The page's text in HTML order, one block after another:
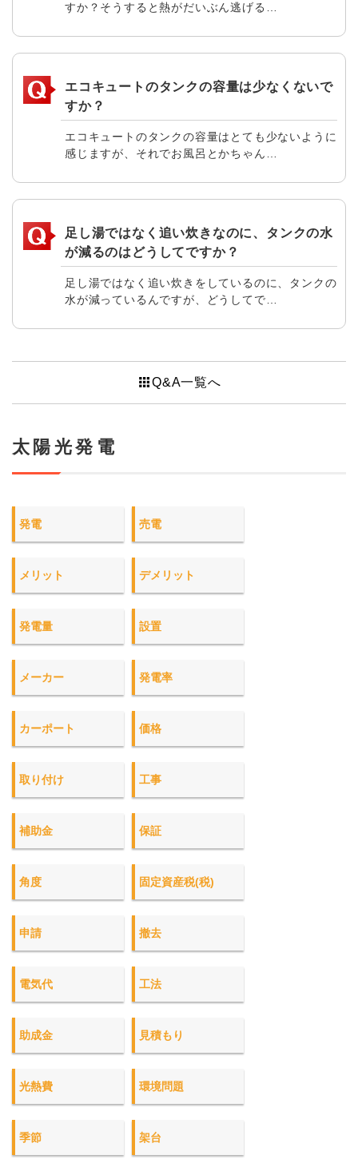
すか？そうすると熱がだいぶん逃げる…
エコキュートのタンクの容量は少なくないで
すか？
エコキュートのタンクの容量はとても少ないように
感じますが、それでお風呂とかちゃん…
足し湯ではなく追い炊きなのに、タンクの水
が減るのはどうしてですか？
足し湯ではなく追い炊きをしているのに、タンクの
水が減っているんですが、どうしてで…
appsQ&A一覧へ
太陽光発電
発電 売電
メリット デメリット
発電量 設置
メーカー 発電率
カーポート 価格
取り付け 工事
補助金 保証
角度 固定資産税(税)
申請 撤去
電気代 工法
助成金 見積もり
光熱費 環境問題
季節 架台